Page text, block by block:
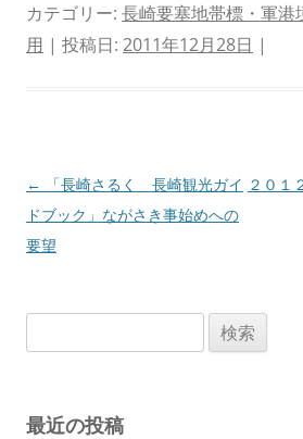
カテゴリー: 長崎要塞地帯標・軍港
用 | 投稿日: 2011年12月28日 |
投
稿
ナ
ン
←
「長崎さるく 長崎観光ガイ
ドブック」ながさき事始めへの
要望
２０
索:
最近の投稿